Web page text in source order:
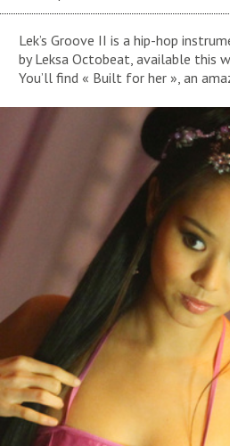
Lek’s Groove II is a hip-hop
by Leksa Octobeat, available this
You’ll find « Built for her », an